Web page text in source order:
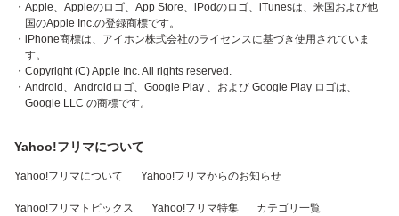
・Apple、Appleのロゴ、App Store、iPodのロゴ、iTunesは、米国および他
国のApple Inc.の登録商標です。
・iPhone商標は、アイホン株式会社のライセンスに基づき使用されていま
す。
・Copyright (C) Apple Inc. All rights reserved.
・Android、Androidロゴ、Google Play 、および Google Play ロゴは、
Google LLC の商標です。
Yahoo!フリマについて
Yahoo!フリマについて Yahoo!フリマからのお知らせ
Yahoo!フリマトピックス Yahoo!フリマ特集 カテゴリ一覧